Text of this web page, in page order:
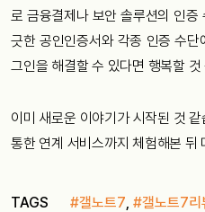
로 금융결제나 보안 솔루션의 인증
긋한 공인인증서와 각종 인증 수
그인을 해결할 수 있다면 행복할 것
이미 새로운 이야기가 시작된 것
통한 연계 서비스까지 체험해본 뒤
TAGS #갤노트7, #갤노트7리